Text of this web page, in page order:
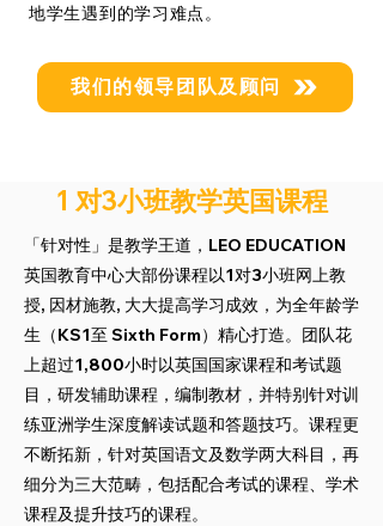
地学生遇到的学习难点。
我们的领导团队及顾问
1 对3小班教学英国课程
「针对性」是教学王道，LEO EDUCATION
英国教育中心大部份课程以1对3小班网上教
授, 因材施教, 大大提高学习成效，为全年龄学
生（KS1至 Sixth Form）精心打造。团队花
上超过1,800小时以英国国家课程和考试题
目，研发辅助课程，编制教材，并特别针对训
练亚洲学生深度解读试题和答题技巧。课程更
不断拓新，针对英国语文及数学两大科目，再
细分为三大范畴，包括配合考试的课程、学术
课程及提升技巧的课程。